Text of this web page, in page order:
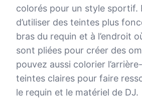
colorés pour un style sportif.
d’utiliser des teintes plus
bras du requin et à l’endroit
sont pliées pour créer des
pouvez aussi colorier
teintes claires pour faire
le requin et le matériel de DJ.